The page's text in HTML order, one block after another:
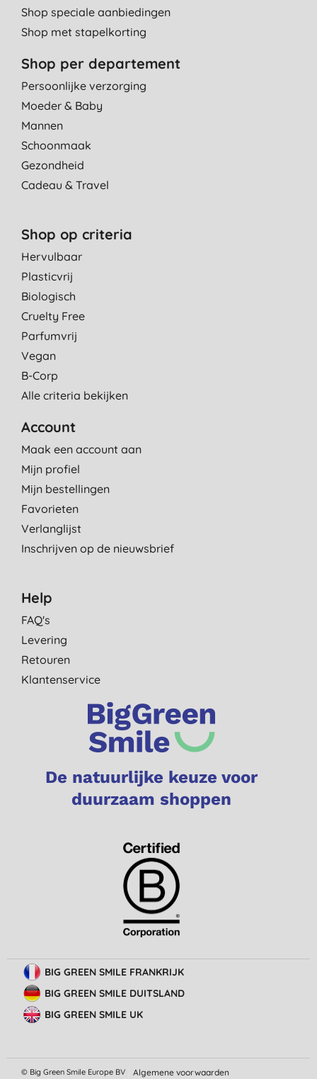
Shop speciale aanbiedingen
Shop met stapelkorting
Shop per departement
Persoonlijke verzorging
Moeder & Baby
Mannen
Schoonmaak
Gezondheid
Cadeau & Travel
Shop op criteria
Hervulbaar
Plasticvrij
Biologisch
Cruelty Free
Parfumvrij
Vegan
B-Corp
Alle criteria bekijken
Account
Maak een account aan
Mijn profiel
Mijn bestellingen
Favorieten
Verlanglijst
Inschrijven op de nieuwsbrief
Help
FAQ's
Levering
Retouren
Klantenservice
De natuurlijke keuze voor
duurzaam shoppen
BIG GREEN SMILE FRANKRIJK
BIG GREEN SMILE DUITSLAND
BIG GREEN SMILE UK
© Big Green Smile Europe BV Algemene voorwaarden